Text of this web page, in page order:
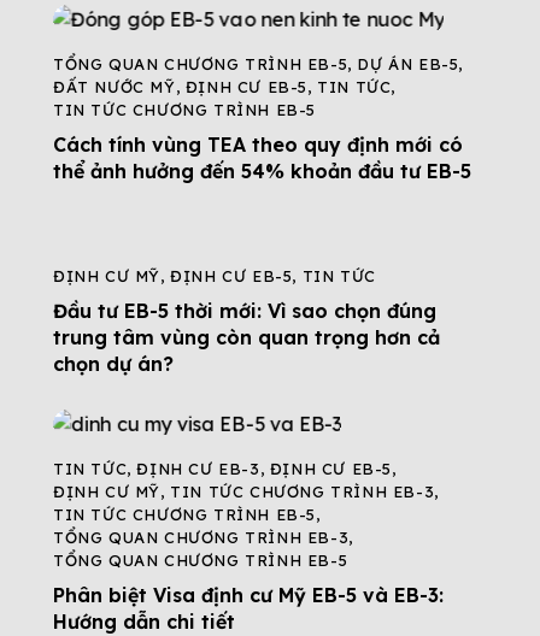
TỔNG QUAN CHƯƠNG TRÌNH EB-5, DỰ ÁN EB-5,
ĐẤT NƯỚC MỸ, ĐỊNH CƯ EB-5, TIN TỨC,
TIN TỨC CHƯƠNG TRÌNH EB-5
Cách tính vùng TEA theo quy định mới có
thể ảnh hưởng đến 54% khoản đầu tư EB-5
ĐỊNH CƯ MỸ,ĐỊNH CƯ EB-5, TIN TỨC
Đầu tư EB-5 thời mới: Vì sao chọn đúng
trung tâm vùng còn quan trọng hơn cả
chọn dự án?
TIN TỨC,ĐỊNH CƯ EB-3, ĐỊNH CƯ EB-5,
ĐỊNH CƯ MỸ, TIN TỨC CHƯƠNG TRÌNH EB-3,
TIN TỨC CHƯƠNG TRÌNH EB-5,
TỔNG QUAN CHƯƠNG TRÌNH EB-3,
TỔNG QUAN CHƯƠNG TRÌNH EB-5
Phân biệt Visa định cư Mỹ EB-5 và EB-3:
Hướng dẫn chi tiết